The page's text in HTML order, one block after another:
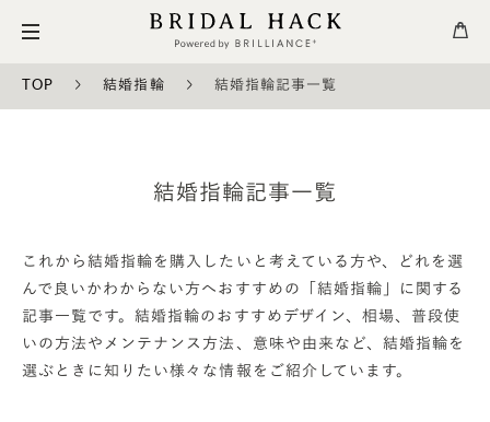
TOP 結婚指輪 結婚指輪記事一覧
結婚指輪記事一覧
これから結婚指輪を購入したいと考えている方や、どれを選
んで良いかわからない方へおすすめの「結婚指輪」に関する
記事一覧です。結婚指輪のおすすめデザイン、相場、普段使
いの方法やメンテナンス方法、意味や由来など、結婚指輪を
選ぶときに知りたい様々な情報をご紹介しています。